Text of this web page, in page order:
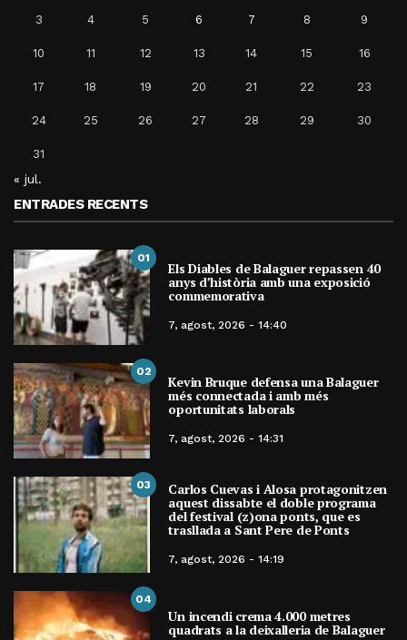
3 4 5 6 7 8 9
10 11 12 13 14 15 16
17 18 19 20 21 22 23
24 25 26 27 28 29 30
31
« jul.
ENTRADES RECENTS
01
Els Diables de Balaguer repassen 40
anys d’història amb una exposició
commemorativa
7, agost, 2026 - 14:40
02
Kevin Bruque defensa una Balaguer
més connectada i amb més
oportunitats laborals
7, agost, 2026 - 14:31
03 Carlos Cuevas i Alosa protagonitzen
aquest dissabte el doble programa
del festival (z)ona ponts, que es
trasllada a Sant Pere de Ponts
7, agost, 2026 - 14:19
04
Un incendi crema 4.000 metres
quadrats a la deixalleria de Balaguer